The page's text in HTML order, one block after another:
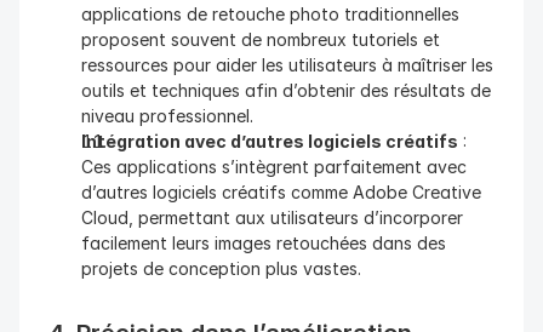
applications de retouche photo traditionnelles
proposent souvent de nombreux tutoriels et
ressources pour aider les utilisateurs à maîtriser les
outils et techniques afin d’obtenir des résultats de
niveau professionnel.
Intégration avec d’autres logiciels créatifs :
Ces applications s’intègrent parfaitement avec
d’autres logiciels créatifs comme Adobe Creative
Cloud, permettant aux utilisateurs d’incorporer
facilement leurs images retouchées dans des
projets de conception plus vastes.